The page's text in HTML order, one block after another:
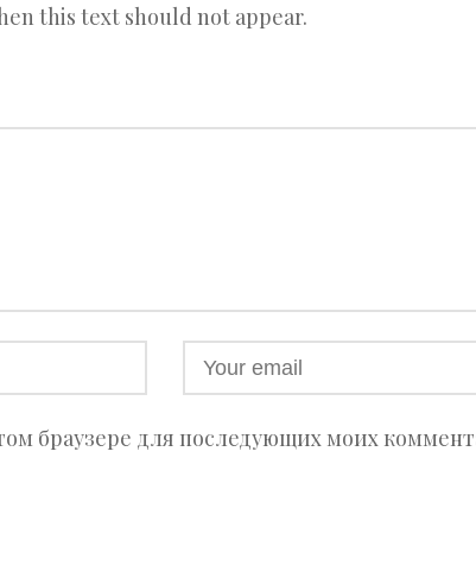
this text should not appear.
браузере для последующих моих